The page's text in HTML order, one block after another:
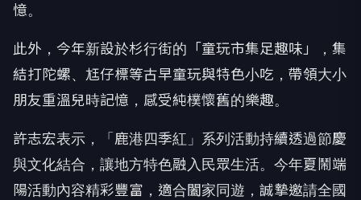
憶。
此外，今年新設於杉行街的「童玩市集足趣味」，集
結打陀螺、尪仔標等古早童玩與特色小吃，帶領大小
朋友重溫兒時記憶，感受純樸懷舊的樂趣。
許志宏表示，「鹿港四季紅」系列活動持續透過節慶
與文化結合，讓地方特色融入民眾生活。今年夏鬧端
陽活動內容精彩豐富，適合闔家同遊，誠摯邀請全國